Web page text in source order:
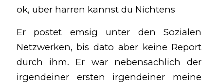
ok, uber harren kannst du Nichtens
Er postet emsig unter den Sozialen
Netzwerken, bis dato aber keine Report
durch ihm. Er war nebensachlich der
irgendeiner ersten irgendeiner meine